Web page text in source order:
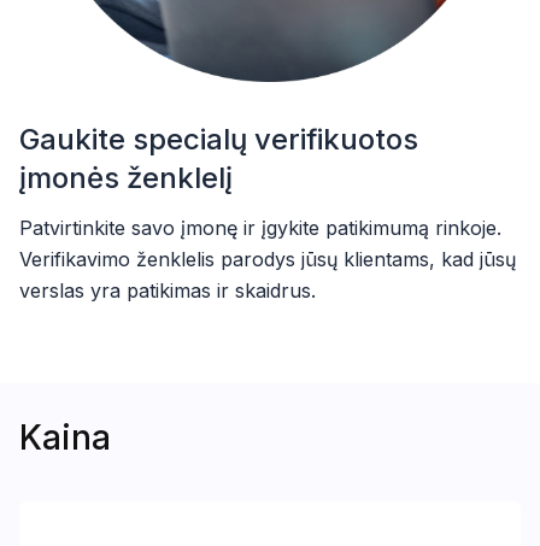
Gaukite specialų verifikuotos
įmonės ženklelį
Patvirtinkite savo įmonę ir įgykite patikimumą rinkoje.
Verifikavimo ženklelis parodys jūsų klientams, kad jūsų
verslas yra patikimas ir skaidrus.
Kaina